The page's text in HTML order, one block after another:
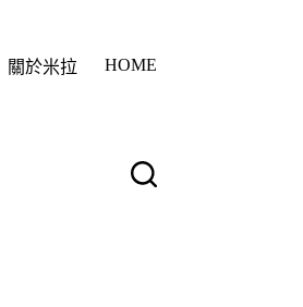
關於米拉 HOME